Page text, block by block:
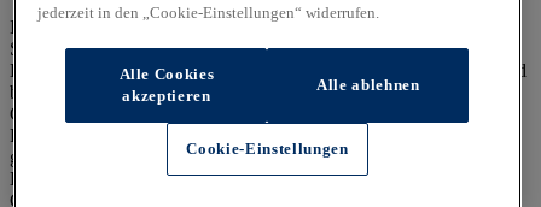
Im Hinblick auf Gebrauchtwagen entsprechen Sonder- und
Serienausstattung, die technischen Daten sowie Verbrauchs- und
Emissionswerte dem Stand eines entsprechenden Neufahrzeugs und
berücksichtigen keine etwaigen zwischenzeitlichen Änderungen.
Gebrauchtfahrzeuge weisen regelmäßig eine geringere elektrische
Reichweite auf als entsprechende Neufahrzeuge. Dies kann bei
gebrauchten Hybridfahrzeugen zu einem erhöhten
Kraftstoffverbrauch und einem damit einhergehenden erhöhten
CO₂-Ausstoß führen.
jederzeit in den „Cookie-Einstellungen“ widerrufen.
Alle Cookies
akzeptieren
Alle ablehnen
Cookie-Einstellungen